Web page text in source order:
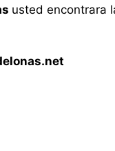
usted encontrara